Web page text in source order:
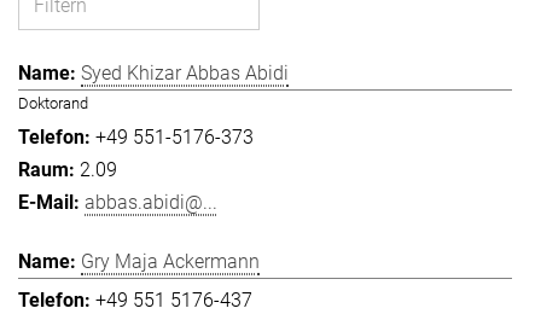
Syed Khizar Abbas Abidi
Doktorand
+49 551-5176-373
2.09
abbas.abidi@...
Gry Maja Ackermann
+49 551 5176-437